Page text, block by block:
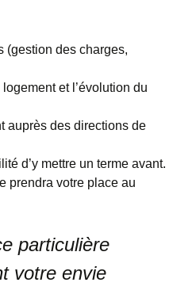
(gestion des charges,
et l’évolution du
auprès des directions de
d’y mettre un terme avant.
prendra votre place au
particulière
votre envie